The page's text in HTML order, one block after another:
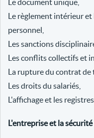
Le document unique,
Le règlement intérieur
personnel,
Les sanctions
Les conflits collectifs et
La rupture du contrat de
Les droits du salariés,
L'affichage et les
L'entreprise et la sécurité